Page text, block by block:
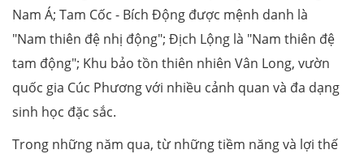
Nam Á; Tam Cốc - Bích Động được mệnh danh là
"Nam thiên đệ nhị động"; Địch Lộng là "Nam thiên đệ
tam động"; Khu bảo tồn thiên nhiên Vân Long, vườn
quốc gia Cúc Phương với nhiều cảnh quan và đa dạng
sinh học đặc sắc.
Trong những năm qua, từ những tiềm năng và lợi thế